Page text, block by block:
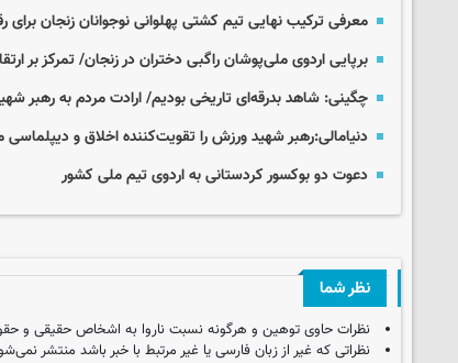
معرفی ترکیب نهایی تیم کشتی پهلوانی نوجوانان زنجان برای
برپایی اردوی ملی‌پوشان راگبی دختران در زنجان/ تمرکز بر
چگینی: شاهد بدرقه‌ای تاریخی بودیم/ ارادت مردم به رهبر
دنیامالی:رهبر شهید ورزش را تقویت‌کننده اخلاق و
دعوت دو بوکسور کردستانی به اردوی تیم ملی کشور
نظر شما
نظرات حاوی توهین و هرگونه نسبت ناروا به اشخاص حقیقی و
نظراتی که غیر از زبان فارسی یا غیر مرتبط با خبر باشد منتشر